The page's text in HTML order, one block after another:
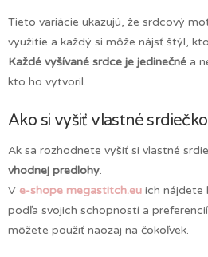
Tieto variácie ukazujú, že srdcový
využitie a každý si môže nájsť štýl,
Každé vyšívané srdce je jedinečné a
kto ho vytvoril.
Ako si vyšiť vlastné
Ak sa rozhodnete vyšiť si vlastné
vhodnej predlohy.
V e-shope megastitch.eu ich nájdete
podľa svojich schopností a
môžete použiť naozaj na čokoľvek.